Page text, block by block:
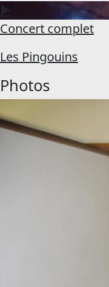
▶
Concert complet
Les Pingouins
Photos